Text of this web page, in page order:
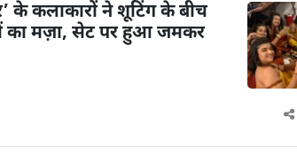
के कलाकारों ने शूटिंग के बीच
का मज़ा, सेट पर हुआ जमकर